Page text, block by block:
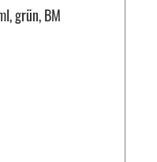
grün, BM